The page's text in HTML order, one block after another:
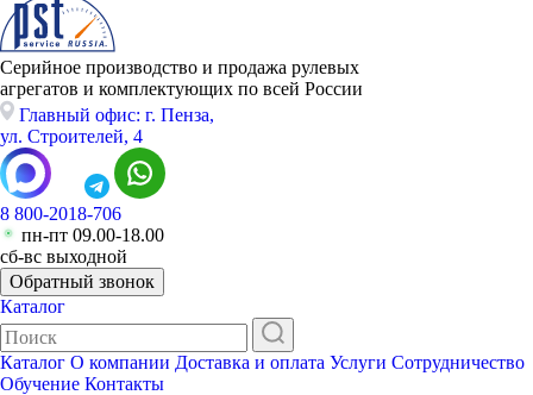
Серийное производство и продажа рулевых
агрегатов и комплектующих по всей России
Главный офис: г. Пенза,
ул. Строителей, 4
8 800-2018-706
пн-пт 09.00-18.00
сб-вс выходной
Обратный звонок
Каталог
Каталог О компании Доставка и оплата Услуги Сотрудничество
Обучение Контакты